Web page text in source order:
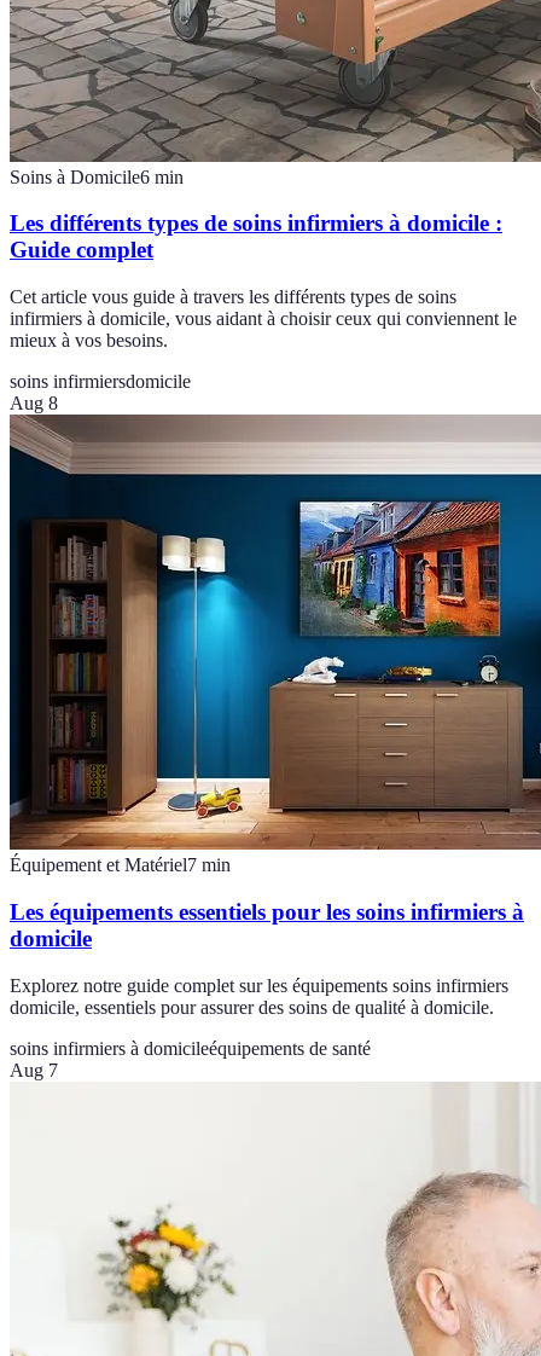
Soins à Domicile6 min
Les différents types de soins infirmiers à domicile :
Guide complet
Cet article vous guide à travers les différents types de soins
infirmiers à domicile, vous aidant à choisir ceux qui conviennent le
mieux à vos besoins.
soins infirmiersdomicile
Aug 8
Équipement et Matériel7 min
Les équipements essentiels pour les soins infirmiers à
domicile
Explorez notre guide complet sur les équipements soins infirmiers
domicile, essentiels pour assurer des soins de qualité à domicile.
soins infirmiers à domicileéquipements de santé
Aug 7